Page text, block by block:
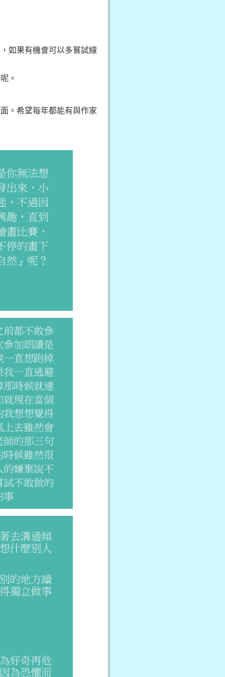
如果有機會可以多嘗試線
。
。希望每年都能有與作家